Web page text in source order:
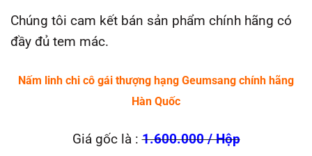
Chúng tôi cam kết bán sản phẩm chính hãng có
đầy đủ tem mác.
Nấm linh chi cô gái thượng hạng Geumsang chính hãng
Hàn Quốc
Giá gốc là :1.600.000 / Hộp